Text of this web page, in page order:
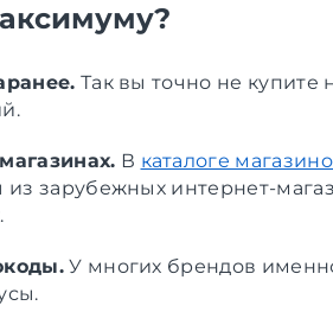
Так вы точно не купите
В каталоге
зарубежных интернет-
У многих брендов